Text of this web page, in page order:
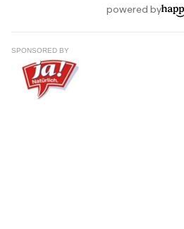
SPONSORED BY